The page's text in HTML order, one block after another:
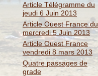
Article Télégramme du
jeudi 6 Juin 2013
Article Ouest France du
mercredi 5 Juin 2013
Article Ouest France
vendredi 8 mars 2013
Quatre passages de
grade